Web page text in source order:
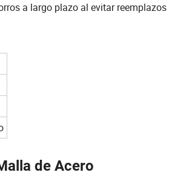
a largo plazo al evitar reemplazos
de Acero